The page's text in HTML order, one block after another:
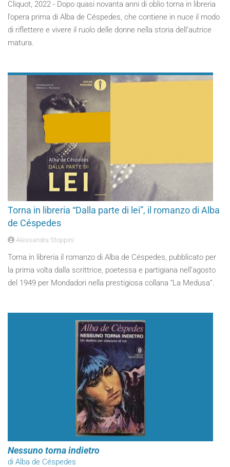
Cliquot, 2022 - Dopo quasi novanta anni di oblio torna in libreria
l’opera prima di Alba de Céspedes, che contiene in nuce il modo
di riflettere e vivere il ruolo delle donne nella storia dell’autrice
matura.
Torna in libreria “Dalla parte di lei”, il romanzo di Alba
de Céspedes
Alessandra Stoppini
Torna in libreria il romanzo di Alba de Céspedes, pubblicato per
la prima volta dalla scrittrice, poetessa e partigiana nell’agosto
del 1949 per Mondadori nella prestigiosa collana “La Medusa”.
Nessuno torna indietro
di Alba de Céspedes